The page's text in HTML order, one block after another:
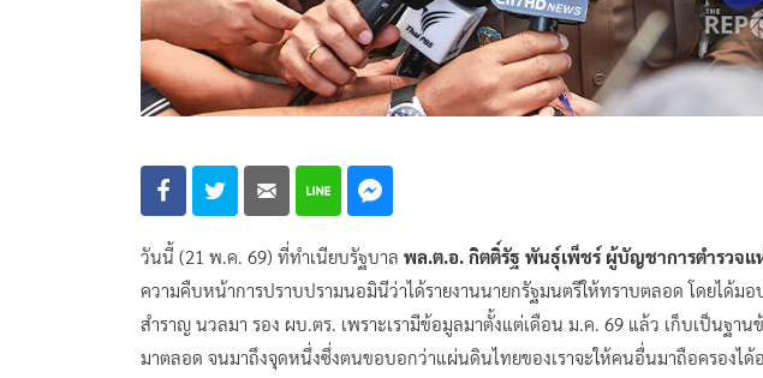
วันนี้ (21 พ.ค. 69) ที่ทำเนียบรัฐบาล พล.ต.อ. กิตติ์รัฐ พันธุ์เพ็ชร์ ผู้บัญชาการตำรวจแ
ความคืบหน้าการปราบปรามนอมินีว่าได้รายงานนายกรัฐมนตรีให้ทราบตลอด โดยได้ม
สำราญ นวลมา รอง ผบ.ตร. เพราะเรามีข้อมูลมาตั้งแต่เดือน ม.ค. 69 แล้ว เก็บเป็นฐาน
มาตลอด จนมาถึงจุดหนึ่งซึ่งตนขอบอกว่าแผ่นดินไทยของเราจะให้คนอื่นมาถือครองได้